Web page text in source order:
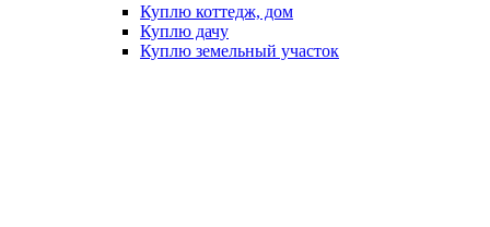
Куплю коттедж, дом
Куплю дачу
Куплю земельный участок